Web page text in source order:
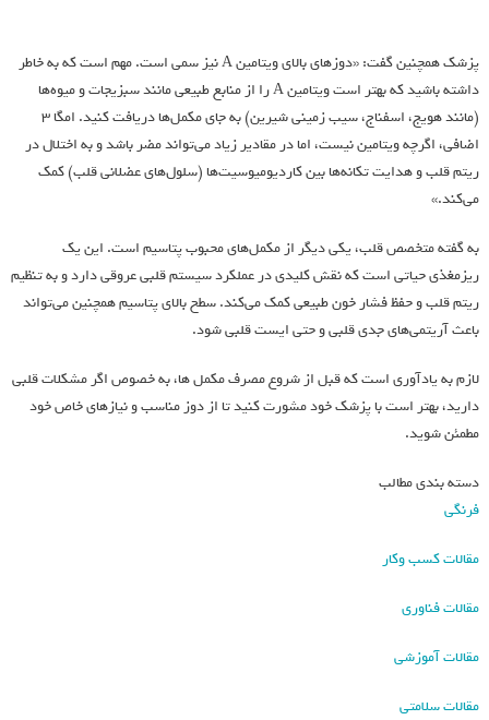
پزشک همچنین گفت: «دوزهای بالای ویتامین A نیز سمی است. مهم است که به خاطر
داشته باشید که بهتر است ویتامین A را از منابع طبیعی مانند سبزیجات و میوه‌ها
(مانند هویج، اسفناج، سیب زمینی شیرین) به جای مکمل‌ها دریافت کنید. امگا ۳
اضافی، اگرچه ویتامین نیست، اما در مقادیر زیاد می‌تواند مضر باشد و به اختلال در
ریتم قلب و هدایت تکانه‌ها بین کاردیومیوسیت‌ها (سلول‌های عضلانی قلب) کمک
می‌کند.»
به گفته متخصص قلب، یکی دیگر از مکمل‌های محبوب پتاسیم است. این یک
ریزمغذی حیاتی است که نقش کلیدی در عملکرد سیستم قلبی عروقی دارد و به تنظیم
ریتم قلب و حفظ فشار خون طبیعی کمک می‌کند. سطح بالای پتاسیم همچنین می‌تواند
باعث آریتمی‌های جدی قلبی و حتی ایست قلبی شود.
لازم به یادآوری است که قبل از شروع مصرف مکمل ها، به خصوص اگر مشکلات قلبی
دارید، بهتر است با پزشک خود مشورت کنید تا از دوز مناسب و نیازهای خاص خود
مطمئن شوید.
دسته بندی مطالب
فرنگی
مقالات کسب وکار
مقالات فناوری
مقالات آموزشی
مقالات سلامتی